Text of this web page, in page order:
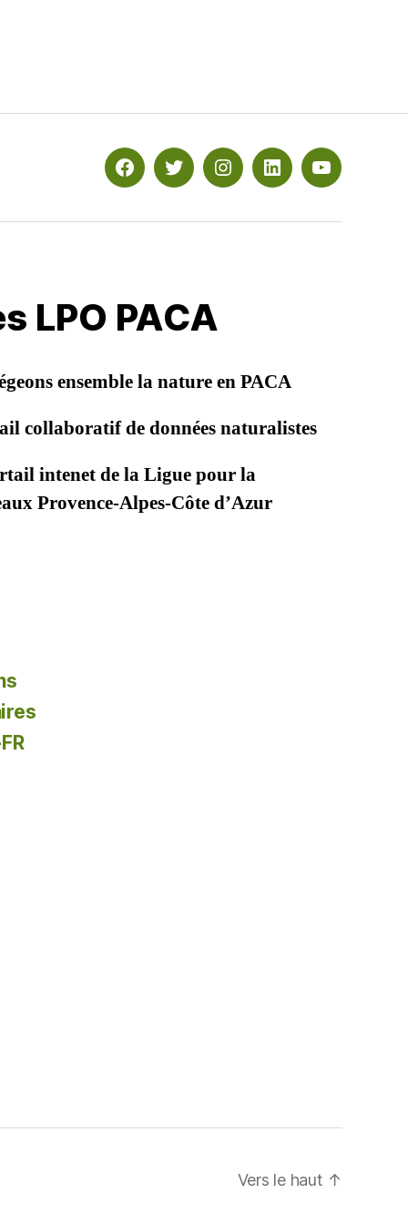
FacebookTwitterInstagramLinkedinYouTube
LPO PACA
ensemble la nature en PACA
collaboratif de données naturalistes
intenet de la Ligue pour la
Provence-Alpes-Côte d’Azur
Vers le haut ↑